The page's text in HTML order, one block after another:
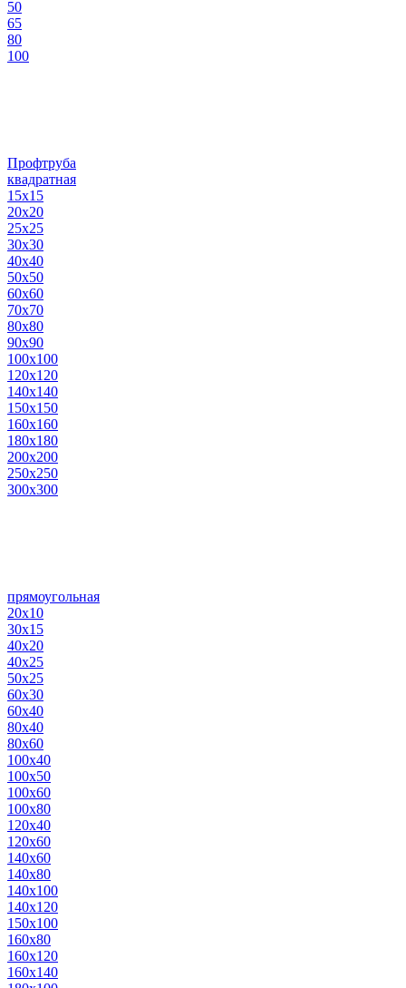
50
65
80
100
Профтруба
квадратная
15х15
20х20
25х25
30х30
40х40
50х50
60х60
70х70
80х80
90х90
100х100
120х120
140х140
150х150
160х160
180х180
200х200
250х250
300х300
прямоугольная
20х10
30х15
40х20
40х25
50х25
60х30
60х40
80х40
80х60
100х40
100х50
100х60
100х80
120х40
120х60
140х60
140х80
140х100
140х120
150х100
160х80
160х120
160х140